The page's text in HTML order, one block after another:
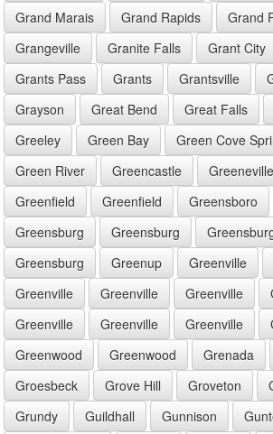
Grand Marais
Grand Rapids
Grand
Grangeville
Granite Falls Grant City
Grants Pass
Grants Grantsville
Grayson
Great Bend Great Falls
Greeley
Green Bay Green Cove
Green River
Greencastle Greeneville
Greenfield
Greenfield Greensboro
Greensburg
Greensburg
Greensburg
Greenup Greenville
Greenville
Greenville Greenville
Greenville
Greenville Greenville
Greenwood
Greenwood Grenada
Groesbeck
Grove Hill Groveton
Grundy
Guildhall Gunnison